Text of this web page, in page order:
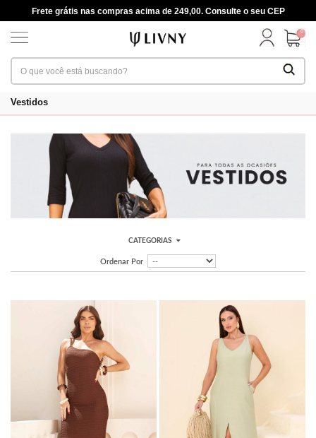
Frete grátis nas compras acima de 249,00. Consulte o seu CEP
0
Vestidos
CATEGORIAS
Ordenar Por